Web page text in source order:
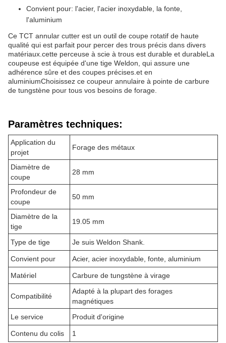
Convient pour: l'acier, l'acier inoxydable, la fonte,
l'aluminium
Ce TCT annular cutter est un outil de coupe rotatif de haute
qualité qui est parfait pour percer des trous précis dans divers
matériaux.cette perceuse à scie à trous est durable et durableLa
coupeuse est équipée d'une tige Weldon, qui assure une
adhérence sûre et des coupes précises.et en
aluminiumChoisissez ce coupeur annulaire à pointe de carbure
de tungstène pour tous vos besoins de forage.
Paramètres techniques:
Application du
projet
Forage des métaux
Diamètre de
coupe
28 mm
Profondeur de
coupe
50 mm
Diamètre de la
tige
19.05 mm
Type de tige Je suis Weldon Shank.
Convient pour Acier, acier inoxydable, fonte, aluminium
Matériel Carbure de tungstène à virage
Compatibilité
Adapté à la plupart des forages
magnétiques
Le service
Produit d'origine
Contenu du colis 1